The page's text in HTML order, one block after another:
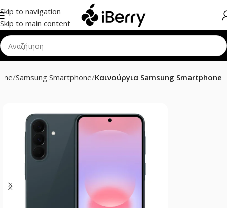
Skip to navigation
Skip to main content
Samsung Smartphone Καινούργια Samsung Smartphone